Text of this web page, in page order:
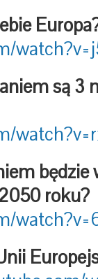
są 3
będzie
roku?